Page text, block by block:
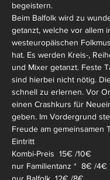
begeistern.
Beim Balfolk wird zu
getanzt, welche vor allem
westeuropäischen
hat. Es werden Kreis-,
und Mixer getanzt. Feste
sind hierbei nicht nötig.
schnell zu erlernen. Vor
einen Crashkurs für
geben. Im Vordergrund
Freude am gemeinsamen
Eintritt
Kombi-Preis  15€ /10€
nur Familientanz *  8€ /4€